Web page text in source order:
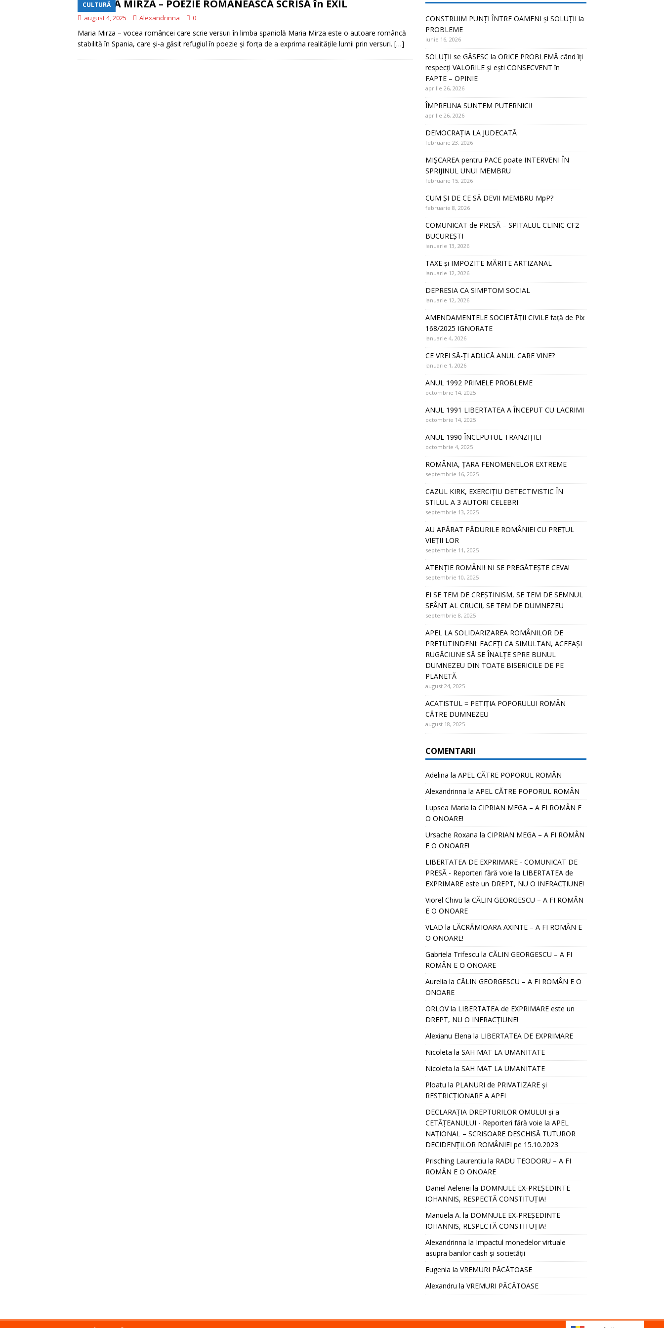
EDITORIAL
CULTURĂ
MARIA MIRZA – POEZIE ROMÂNEASCĂ SCRISĂ în EXIL
august 4, 2025 Alexandrinna 0
Maria Mirza – vocea româncei care scrie versuri în limba spaniolă Maria Mirza este o autoare româncă
stabilită în Spania, care și-a găsit refugiul în poezie și forța de a exprima realitățile lumii prin versuri. […]
CONSTRUIM PUNȚI ÎNTRE OAMENI și SOLUȚII la
PROBLEME
iunie 16, 2026
SOLUȚII se GĂSESC la ORICE PROBLEMĂ când îți
respecți VALORILE și ești CONSECVENT în
FAPTE – OPINIE
aprilie 26, 2026
ÎMPREUNA SUNTEM PUTERNICI!
aprilie 26, 2026
DEMOCRAȚIA LA JUDECATĂ
februarie 23, 2026
MIȘCAREA pentru PACE poate INTERVENI ÎN
SPRIJINUL UNUI MEMBRU
februarie 15, 2026
CUM ȘI DE CE SĂ DEVII MEMBRU MpP?
februarie 8, 2026
COMUNICAT de PRESĂ – SPITALUL CLINIC CF2
BUCUREȘTI
ianuarie 13, 2026
TAXE și IMPOZITE MĂRITE ARTIZANAL
ianuarie 12, 2026
DEPRESIA CA SIMPTOM SOCIAL
ianuarie 12, 2026
AMENDAMENTELE SOCIETĂȚII CIVILE față de Plx
168/2025 IGNORATE
ianuarie 4, 2026
CE VREI SĂ-ȚI ADUCĂ ANUL CARE VINE?
ianuarie 1, 2026
ANUL 1992 PRIMELE PROBLEME
octombrie 14, 2025
ANUL 1991 LIBERTATEA A ÎNCEPUT CU LACRIMI
octombrie 14, 2025
ANUL 1990 ÎNCEPUTUL TRANZIȚIEI
octombrie 4, 2025
ROMÂNIA, ȚARA FENOMENELOR EXTREME
septembrie 16, 2025
CAZUL KIRK, EXERCIȚIU DETECTIVISTIC ÎN
STILUL A 3 AUTORI CELEBRI
septembrie 13, 2025
AU APĂRAT PĂDURILE ROMÂNIEI CU PREȚUL
VIEȚII LOR
septembrie 11, 2025
ATENȚIE ROMÂNI! NI SE PREGĂTEȘTE CEVA!
septembrie 10, 2025
EI SE TEM DE CREȘTINISM, SE TEM DE SEMNUL
SFÂNT AL CRUCII, SE TEM DE DUMNEZEU
septembrie 8, 2025
APEL LA SOLIDARIZAREA ROMÂNILOR DE
PRETUTINDENI: FACEȚI CA SIMULTAN, ACEEAȘI
RUGĂCIUNE SĂ SE ÎNALȚE SPRE BUNUL
DUMNEZEU DIN TOATE BISERICILE DE PE
PLANETĂ
august 24, 2025
ACATISTUL = PETIȚIA POPORULUI ROMÂN
CĂTRE DUMNEZEU
august 18, 2025
COMENTARII
Adelina la APEL CĂTRE POPORUL ROMÂN
Alexandrinna la APEL CĂTRE POPORUL ROMÂN
Lupsea Maria la CIPRIAN MEGA – A FI ROMÂN E
O ONOARE!
Ursache Roxana la CIPRIAN MEGA – A FI ROMÂN
E O ONOARE!
LIBERTATEA DE EXPRIMARE - COMUNICAT DE
PRESĂ - Reporteri fără voie la LIBERTATEA de
EXPRIMARE este un DREPT, NU O INFRACȚIUNE!
Viorel Chivu la CĂLIN GEORGESCU – A FI ROMÂN
E O ONOARE
VLAD la LĂCRĂMIOARA AXINTE – A FI ROMÂN E
O ONOARE!
Gabriela Trifescu la CĂLIN GEORGESCU – A FI
ROMÂN E O ONOARE
Aurelia la CĂLIN GEORGESCU – A FI ROMÂN E O
ONOARE
ORLOVla LIBERTATEA de EXPRIMARE este un
DREPT, NU O INFRACȚIUNE!
Alexianu Elena la LIBERTATEA DE EXPRIMARE
Nicoleta la SAH MAT LA UMANITATE
Nicoleta la SAH MAT LA UMANITATE
Ploatu la PLANURI de PRIVATIZARE și
RESTRICȚIONARE A APEI
DECLARAȚIA DREPTURILOR OMULUI și a
CETĂȚEANULUI - Reporteri fără voie la APEL
NAȚIONAL – SCRISOARE DESCHISĂ TUTUROR
DECIDENȚILOR ROMÂNIEI pe 15.10.2023
Prisching Laurentiu la RADU TEODORU – A FI
ROMÂN E O ONOARE
Daniel Aelenei la DOMNULE EX-PREȘEDINTE
IOHANNIS, RESPECTĂ CONSTITUȚIA!
Manuela A. la DOMNULE EX-PREȘEDINTE
IOHANNIS, RESPECTĂ CONSTITUȚIA!
Alexandrinna la Impactul monedelor virtuale
asupra banilor cash și societății
Eugenia la VREMURI PĂCĂTOASE
Alexandru la VREMURI PĂCĂTOASE